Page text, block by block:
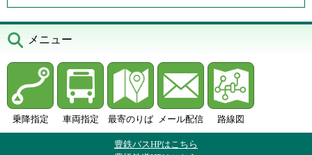
メニュー
乗降指定 車両指定 最寄のりば メール配信 路線図
豊鉄バスHPはこちら